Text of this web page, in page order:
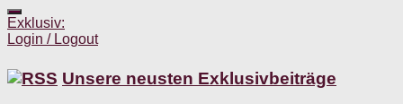
Exklusiv:
Login / Logout
Unsere neusten Exklusivbeiträge